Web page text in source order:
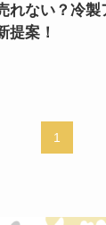
れない？冷
提案！
1